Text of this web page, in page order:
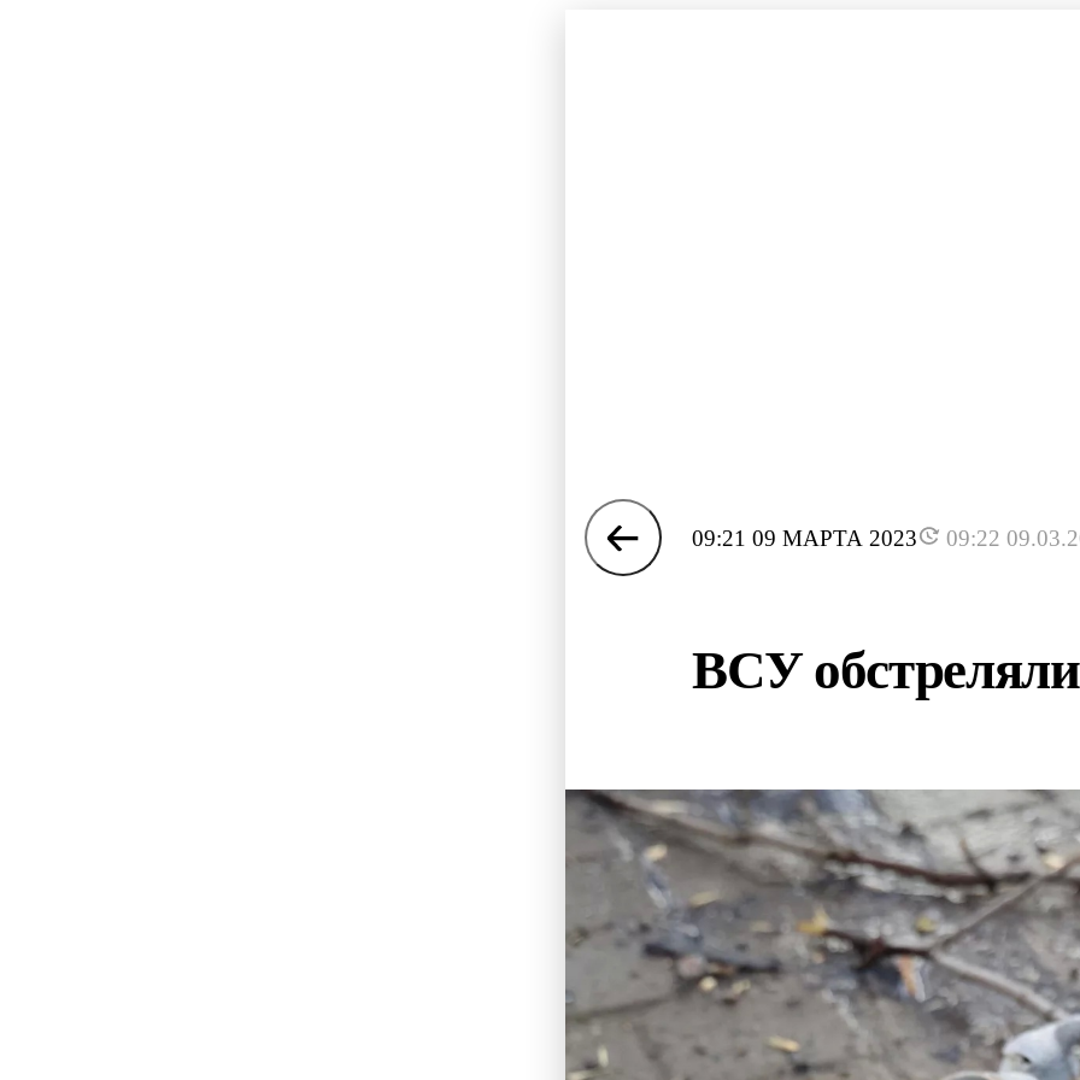
09:21 09 МАРТА 2023 09:22
ВСУ